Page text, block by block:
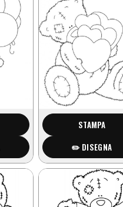
STAMPA
✏️ DISEGNA